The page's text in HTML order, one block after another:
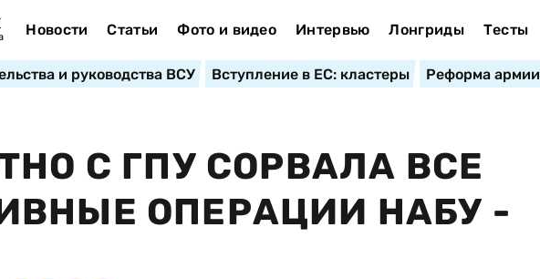
Новости Статьи Фото и видео Интервью Лонгриды Тесты
и руководства ВСУ Вступление в ЕС: кластеры Реформа армии
С ГПУ СОРВАЛА ВСЕ
ОПЕРАЦИИ НАБУ -